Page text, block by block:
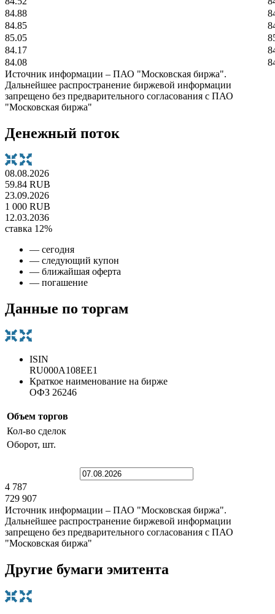
84.88
84.85
85.05
84.17
84.08
Источник информации – ПАО "Московская биржа".
Дальнейшее распространение биржевой информации
запрещено без предварительного согласования с ПАО
"Московская биржа"
Денежный поток
08.08.2026
59.84 RUB
23.09.2026
1 000 RUB
12.03.2036
ставка 12%
— сегодня
— следующий купон
— ближайшая оферта
— погашение
Данные по торгам
ISIN
RU000A108EE1
Краткое наименование на бирже
ОФЗ 26246
Объем торгов
Кол-во сделок
Оборот, шт.
4 787
729 907
Источник информации – ПАО "Московская биржа".
Дальнейшее распространение биржевой информации
запрещено без предварительного согласования с ПАО
"Московская биржа"
Другие бумаги эмитента